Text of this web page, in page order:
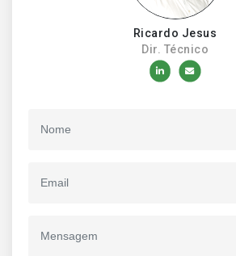
Ricardo Jesus
Dir. Técnico